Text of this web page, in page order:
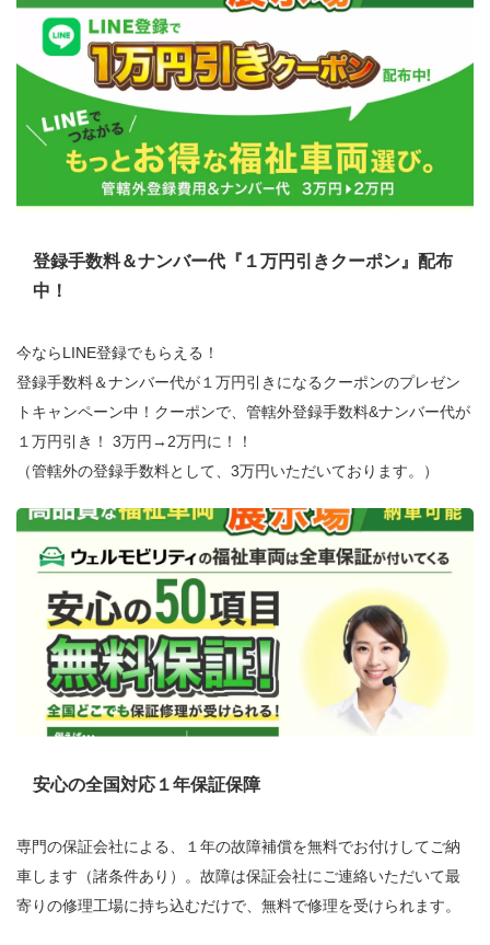
登録手数料＆ナンバー代『１万円引きクーポン』配布
中！
今ならLINE登録でもらえる！
登録手数料＆ナンバー代が１万円引きになるクーポンのプレゼン
トキャンペーン中！クーポンで、管轄外登録手数料&ナンバー代が
１万円引き！ 3万円→2万円に！！
（管轄外の登録手数料として、3万円いただいております。）
安心の全国対応１年保証保障
専門の保証会社による、１年の故障補償を無料でお付けしてご納
車します（諸条件あり）。故障は保証会社にご連絡いただいて最
寄りの修理工場に持ち込むだけで、無料で修理を受けられます。